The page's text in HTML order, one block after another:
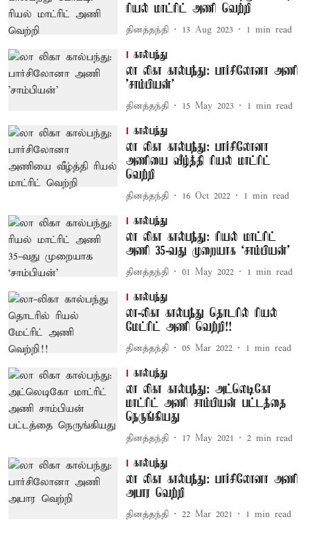
ரியல் மாட்ரிட் அணி வெற்றி
தினத்தந்தி 13 Aug 2023 1 min read
கால்பந்து
லா லிகா கால்பந்து: பார்சிலோனா அணி
'சாம்பியன்'
தினத்தந்தி 15 May 2023 1 min read
கால்பந்து
லா லிகா கால்பந்து: பார்சிலோனா
அணியை வீழ்த்தி ரியல் மாட்ரிட்
வெற்றி
தினத்தந்தி 16 Oct 2022 1 min read
கால்பந்து
லா லிகா கால்பந்து: ரியல் மாட்ரிட்
அணி 35-வது முறையாக ‘சாம்பியன்’
தினத்தந்தி 01 May 2022 1 min read
கால்பந்து
லா-லிகா கால்பந்து தொடரில் ரியல்
மேட்ரிட் அணி வெற்றி!!
தினத்தந்தி 05 Mar 2022 1 min read
கால்பந்து
லா லிகா கால்பந்து: அட்லெடிகோ
மாட்ரிட் அணி சாம்பியன் பட்டத்தை
நெருங்கியது
தினத்தந்தி 17 May 2021 2 min read
கால்பந்து
லா லிகா கால்பந்து: பார்சிலோனா அணி
அபார வெற்றி
தினத்தந்தி 22 Mar 2021 1 min read